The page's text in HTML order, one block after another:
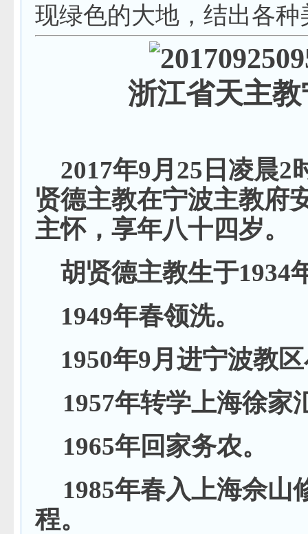
现绿色的大地，结出各
浙江省天主
2017年9月25日凌晨2
贤德主教在宁波主教府
主怀，享年八十四岁。
胡贤德主教生于1934
1949年春领洗。
1950年9月进宁波教
1957年转学上海徐家
1965年回家务农。
1985年春入上海佘山
程。